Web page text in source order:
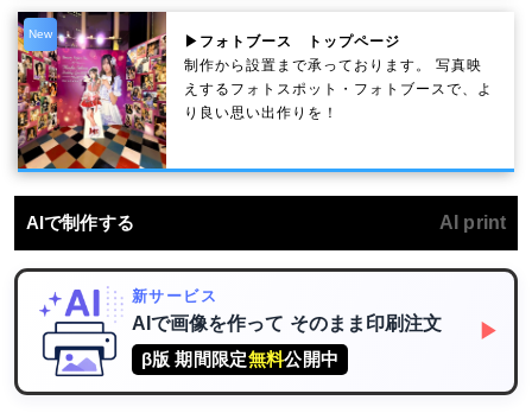
New
▶フォトブース トップページ
制作から設置まで承っております。 写真映
えするフォトスポット・フォトブースで、よ
り良い思い出作りを！
AIで制作する AI print
新サービス
AIで画像を作って そのまま印刷注文
β版 期間限定無料公開中
▶